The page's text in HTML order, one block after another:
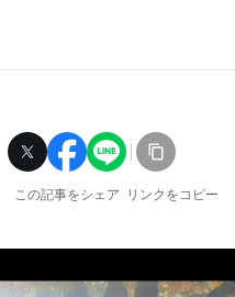
この記事をシェア リンクをコピー